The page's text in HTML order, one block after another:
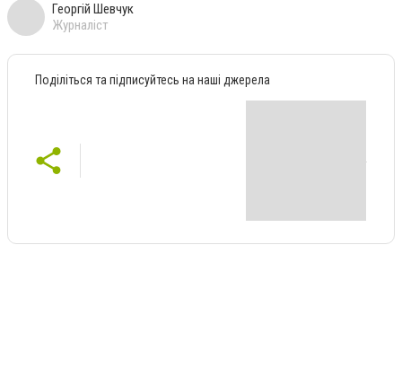
Георгій Шевчук
Журналіст
Поділіться та підписуйтесь на наші джерела